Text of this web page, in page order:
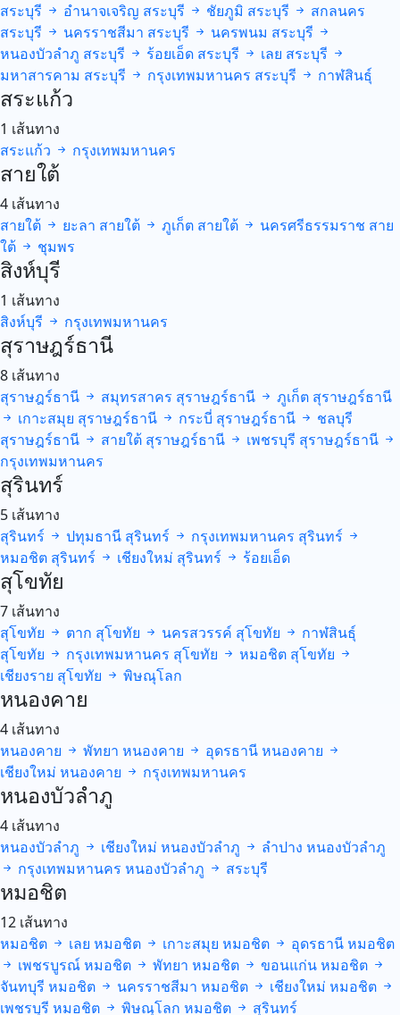
สระบุรี
อำนาจเจริญ สระบุรี ชัยภูมิ สระบุรี
สกลนคร
สระบุรี
นครราชสีมา สระบุรี นครพนม สระบุรี
หนองบัวลำภู สระบุรี ร้อยเอ็ด สระบุรี เลย สระบุรี
มหาสารคาม สระบุรี กรุงเทพมหานคร สระบุรี กาฬสินธุ์
สระแก้ว
1 เส้นทาง
สระแก้ว
กรุงเทพมหานคร
สายใต้
4 เส้นทาง
สายใต้
ยะลา สายใต้ ภูเก็ต สายใต้ นครศรีธรรมราช สาย
ใต้
ชุมพร
สิงห์บุรี
1 เส้นทาง
สิงห์บุรี
กรุงเทพมหานคร
สุราษฎร์ธานี
8 เส้นทาง
สุราษฎร์ธานี
สมุทรสาคร สุราษฎร์ธานี ภูเก็ต สุราษฎร์ธานี
เกาะสมุย สุราษฎร์ธานี กระบี่ สุราษฎร์ธานี
ชลบุรี
สุราษฎร์ธานี
สายใต้ สุราษฎร์ธานี เพชรบุรี สุราษฎร์ธานี
กรุงเทพมหานคร
สุรินทร์
5 เส้นทาง
สุรินทร์
ปทุมธานี สุรินทร์ กรุงเทพมหานคร สุรินทร์
หมอชิต สุรินทร์ เชียงใหม่ สุรินทร์ ร้อยเอ็ด
สุโขทัย
7 เส้นทาง
สุโขทัย
ตาก สุโขทัย นครสวรรค์ สุโขทัย
กาฬสินธุ์
สุโขทัย
กรุงเทพมหานคร สุโขทัย หมอชิต สุโขทัย
เชียงราย สุโขทัย พิษณุโลก
หนองคาย
4 เส้นทาง
หนองคาย
พัทยา หนองคาย อุดรธานีหนองคาย
เชียงใหม่ หนองคาย กรุงเทพมหานคร
หนองบัวลำภู
4 เส้นทาง
หนองบัวลำภู
เชียงใหม่ หนองบัวลำภู ลำปาง หนองบัวลำภู
กรุงเทพมหานคร หนองบัวลำภู สระบุรี
หมอชิต
12 เส้นทาง
หมอชิต
เลย หมอชิต เกาะสมุย หมอชิต อุดรธานีหมอชิต
เพชรบูรณ์หมอชิต พัทยา หมอชิต ขอนแก่นหมอชิต
จันทบุรี หมอชิต นครราชสีมา หมอชิต เชียงใหม่ หมอชิต
เพชรบุรี หมอชิต พิษณุโลก หมอชิต สุรินทร์